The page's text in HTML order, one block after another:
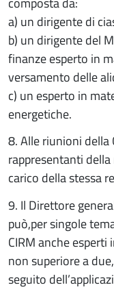
a) un dirigente di
b) un dirigente del
finanze esperto in
versamento delle
c) un esperto in
energetiche.
8. Alle riunioni della
rappresentanti
carico della stessa
9. Il Direttore
può,per singole
CIRM anche
non superiore a
seguito